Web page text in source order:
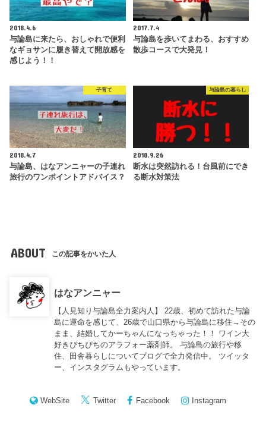
2018.4.6
与論島に来たら、おしゃれで便利
なギョサンに履き替えて開放感を
感じよう！！
2017.7.4
与論島を歩いてまわる、おすすめ
散歩コースで大発見！
子育て
2018.4.7
与論島、はなアンニャーの子連れ
旅行のワンポイントアドバイス？
与論島の暮らし
2018.9.26
断水は突然訪れる！台風前にでき
る断水対策法
ABOUT この記事をかいた人
はなアンニャー
【人見知り与論島全力案内人】 22歳、初めて訪れた与論
島に運命を感じて、26歳で山口県から与論島に移住→その
まま、結婚してかーちゃんになっちゃった！！ ワイン大
好きぴちぴちのアラフォー薬剤師。 与論島の旅行や移
住、田舎暮らしについてブログで全力発信中。 ツイッタ
ー、インスタグラムもやっています。
WebSite Twitter Facebook Instagram